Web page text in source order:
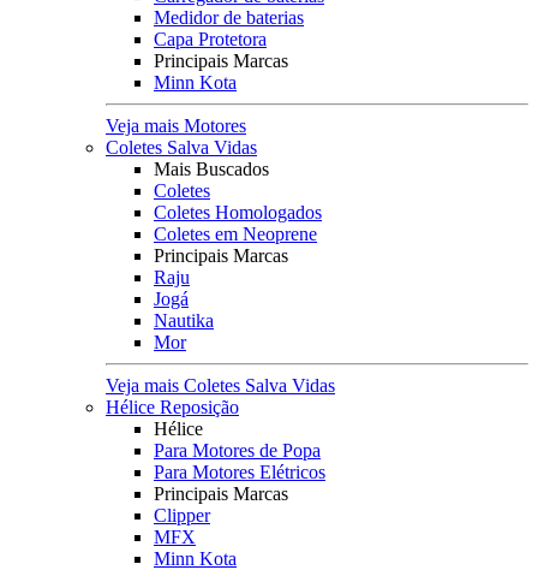
Medidor de baterias
Capa Protetora
Principais Marcas
Minn Kota
Veja mais Motores
Coletes Salva Vidas
Mais Buscados
Coletes
Coletes Homologados
Coletes em Neoprene
Principais Marcas
Raju
Jogá
Nautika
Mor
Veja mais Coletes Salva Vidas
Hélice Reposição
Hélice
Para Motores de Popa
Para Motores Elétricos
Principais Marcas
Clipper
MFX
Minn Kota